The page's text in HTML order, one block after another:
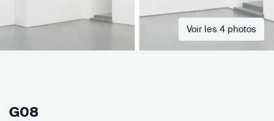
Voir les 4 photos
G08